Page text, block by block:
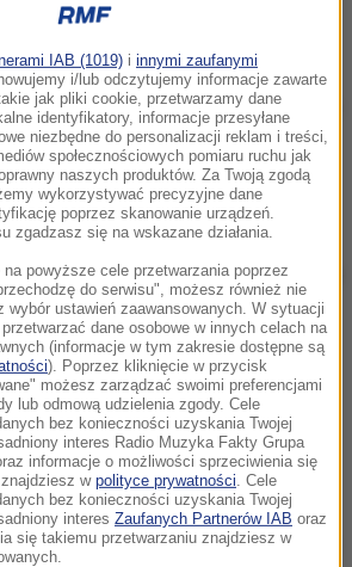
Opustoszałe ulice Warszawy
że w marcu liczba pojazdów
się od30 proc.(we wtorki)
Tak wynika z danych
Dróg Krajowych i Autostrad, która
i ostatni tydzień minionego
spadło natężenie w miastach,
rondo Dmowskiego 2 kwietnia
przejechało 43 tys. aut,
wcześniej ok. 90 tys.
zatem, że ofiar śmiertelnych na
być znacznie mniej. Tak jednak
IAB (1019) i innymi zaufanymi
i/lub odczytujemy informacje zawarte
jak pliki cookie, przetwarzamy dane
identyfikatory, informacje przesyłane
niezbędne do personalizacji reklam i treści,
społecznościowych pomiaru ruchu jak
naszych produktów. Za Twoją zgodą
wykorzystywać precyzyjne dane
poprzez skanowanie urządzeń.
zgadzasz się na wskazane działania.
powyższe cele przetwarzania poprzez
do serwisu", możesz również nie
wybór ustawień zaawansowanych. W sytuacji
dane osobowe w innych celach na
(informacje w tym zakresie dostępne są
). Poprzez kliknięcie w przycisk
możesz zarządzać swoimi preferencjami
lub odmową udzielenia zgody. Cele
bez konieczności uzyskania Twojej
interes Radio Muzyka Fakty Grupa
informacje o możliwości sprzeciwienia się
w polityce prywatności . Cele
bez konieczności uzyskania Twojej
interes Zaufanych Partnerów IAB oraz
się takiemu przetwarzaniu znajdziesz w